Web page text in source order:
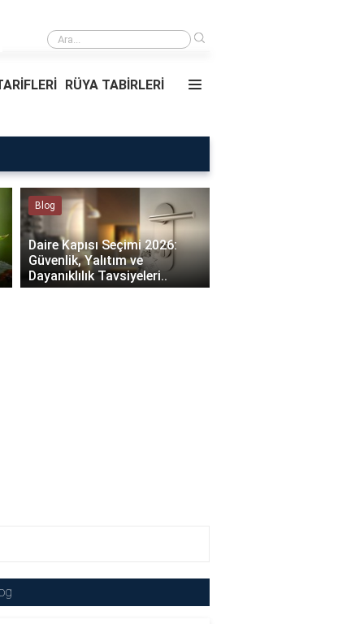
Rüyada Ablamı Görmek Ne Anlama Geliyor?
RÜYA TABİRLERİ
Rüya Tabirleri
Rüyada Ablamı Görmek Ne
Anlama Geliyor?